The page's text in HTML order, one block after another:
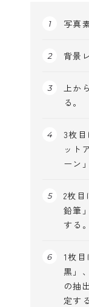
写真
背景
上か
る。
3枚
ット
ーン
2枚
鉛筆
する。
1枚
黒」
の抽
定す